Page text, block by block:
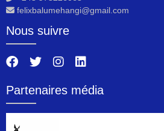
felixbalumehangi@gmail.com
Nous suivre
Partenaires média